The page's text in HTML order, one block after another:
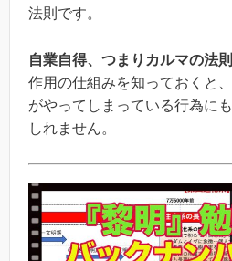
法則です。
自業自得、つまりカルマの法則
作用の仕組みを知っておくと
がやってしまっている行為に
しれません。